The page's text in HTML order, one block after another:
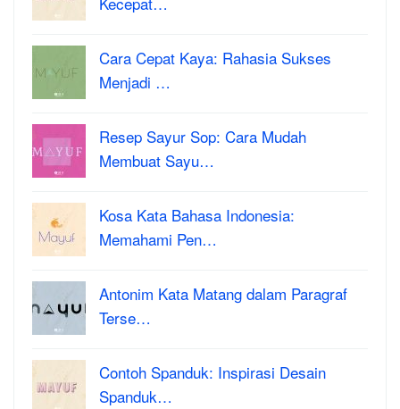
Cara Cepat Kaya: Rahasia Sukses
Menjadi …
Resep Sayur Sop: Cara Mudah
Membuat Sayu…
Kosa Kata Bahasa Indonesia:
Memahami Pen…
Antonim Kata Matang dalam Paragraf
Terse…
Contoh Spanduk: Inspirasi Desain
Spanduk…